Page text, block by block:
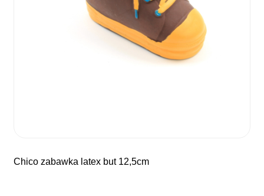
chico zabawka latex but 12,5cm